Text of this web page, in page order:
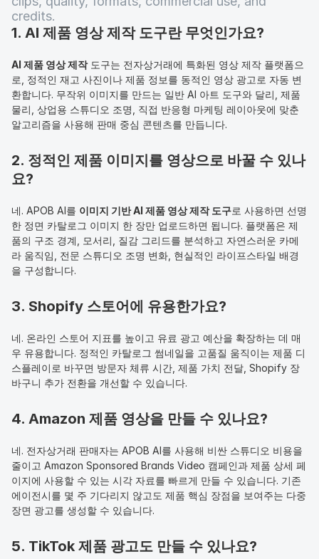
credits.
1. AI 제품 영상 제작 도구란 무엇인가요?
AI 제품 영상 제작 도구는 전자상거래에 특화된 영상 제작 플랫폼으
로, 정적인 재고 사진이나 제품 정보를 동적인 영상 광고로 자동 변
환합니다. 무작위 이미지를 만드는 일반 AI 아트 도구와 달리, 제품
물리, 상업용 스튜디오 조명, 직접 반응형 마케팅 레이아웃에 맞춘
알고리즘을 사용해 판매 중심 콘텐츠를 만듭니다.
2. 정적인 제품 이미지를 영상으로 바꿀 수 있나
요?
네. APOB AI를 이미지 기반 AI 제품 영상 제작 도구로 사용하면 선명
한 정면 카탈로그 이미지 한 장만 업로드하면 됩니다. 플랫폼은 제
품의 구조 경계, 모서리, 질감 그리드를 분석하고 자연스러운 카메
라 움직임, 전문 스튜디오 조명 변화, 현실적인 라이프스타일 배경
을 구성합니다.
3. Shopify 스토어에 유용한가요?
네. 온라인 스토어 지표를 높이고 유료 광고 예산을 확장하는 데 매
우 유용합니다. 정적인 카탈로그 썸네일을 고품질 움직이는 제품 디
스플레이로 바꾸면 방문자 체류 시간, 제품 가치 전달, Shopify 장
바구니 추가 전환을 개선할 수 있습니다.
4. Amazon 제품 영상을 만들 수 있나요?
네. 전자상거래 판매자는 APOB AI를 사용해 비싼 스튜디오 비용을
줄이고 Amazon Sponsored Brands Video 캠페인과 제품 상세 페
이지에 사용할 수 있는 시각 자료를 빠르게 만들 수 있습니다. 기존
에이전시를 몇 주 기다리지 않고도 제품 핵심 장점을 보여주는 다중
장면 광고를 생성할 수 있습니다.
5. TikTok 제품 광고도 만들 수 있나요?